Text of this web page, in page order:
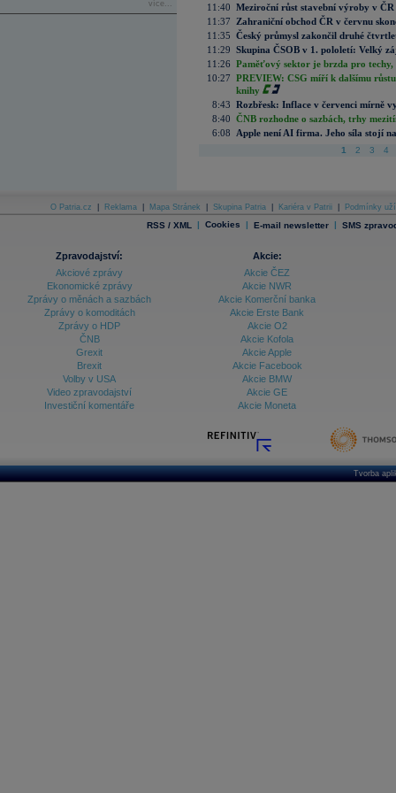
více...
11:40 Meziroční růst stavební výroby v
11:37
Zahraniční obchod ČR v červnu
11:35 Český průmysl zakončil druhé
11:29 Skupina ČSOB v 1. pololetí: Velký
11:26 Paměťový sektor je brzda pro techy,
10:27 PREVIEW: CSG míří k dalšímu
knihy
8:43 Rozbřesk: Inflace v červenci mírně
8:40 ČNB rozhodne o sazbách, trhy
6:08
Apple není AI firma. Jeho síla stojí
1 2 3 4
O Patria.cz Reklama Mapa Stránek Skupina Patria Kariéra v Patrii Podmínky
RSS / XML | Cookies | E-mail newsletter | SMS
Zpravodajství:
Akciové zprávy
Ekonomické zprávy
Zprávy o měnách a sazbách
Zprávy o komoditách
Zprávy o HDP
ČNB
Grexit
Brexit
Volby v USA
Video zpravodajství
Investiční komentáře
Akcie:
Akcie ČEZ
Akcie NWR
Akcie Komerční banka
Akcie Erste Bank
Akcie O2
Akcie Kofola
Akcie Apple
Akcie Facebook
Akcie BMW
Akcie GE
Akcie Moneta
Tvorba